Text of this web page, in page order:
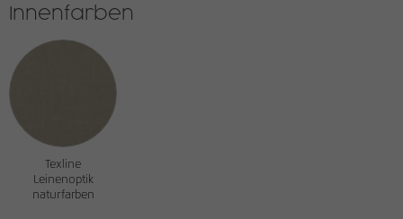
Innenfarben
Texline
Leinenoptik
naturfarben